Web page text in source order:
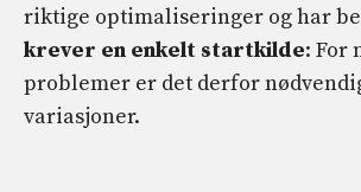
riktige optimaliseringer og har
krever en enkelt startkilde: For
problemer er det derfor
variasjoner.